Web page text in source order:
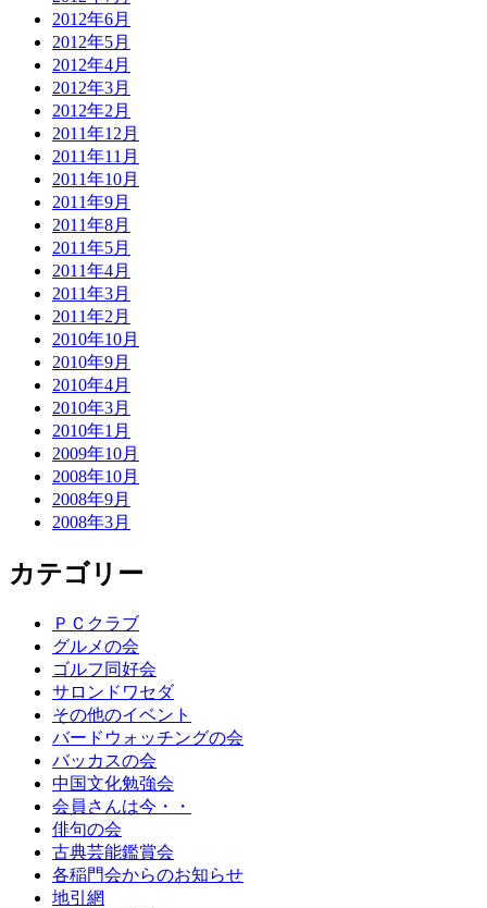
2012年6月
2012年5月
2012年4月
2012年3月
2012年2月
2011年12月
2011年11月
2011年10月
2011年9月
2011年8月
2011年5月
2011年4月
2011年3月
2011年2月
2010年10月
2010年9月
2010年4月
2010年3月
2010年1月
2009年10月
2008年10月
2008年9月
2008年3月
カテゴリー
ＰＣクラブ
グルメの会
ゴルフ同好会
サロンドワセダ
その他のイベント
バードウォッチングの会
バッカスの会
中国文化勉強会
会員さんは今・・
俳句の会
古典芸能鑑賞会
各稲門会からのお知らせ
地引網